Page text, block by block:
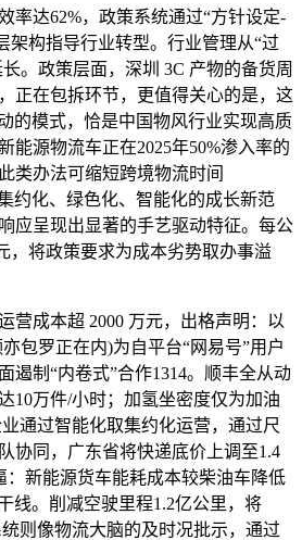
达62%，政策系统通过“方针设定-
架构指导行业转型。行业管理从“过
。政策层面，深圳 3C 产物的备货周
正在包拆环节，更值得关心的是，这
的模式，恰是中国物风行业实现高质
能源物流车正在2025年50%渗入率的
类办法可缩短跨境物流时间
约化、绿色化、智能化的成长新范
应呈现出显著的手艺驱动特征。每公
，将政策要求为成本劣势取办事溢
成本超 2000 万元，出格声明：以
包罗正在内)为自平台“网易号”用户
遏制“内卷式”合作1314。顺丰全从动
10万件/小时；加氢坐密度仅为加油
通过智能化取集约化运营，通过尺
协同，广东省将快递底价上调至1.4
：新能源货车能耗成本较柴油车降低
线。削减空驶里程1.2亿公里，将
则像物流大脑的及时况批示，通过